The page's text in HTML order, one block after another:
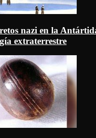
nazi en la
extraterrestre